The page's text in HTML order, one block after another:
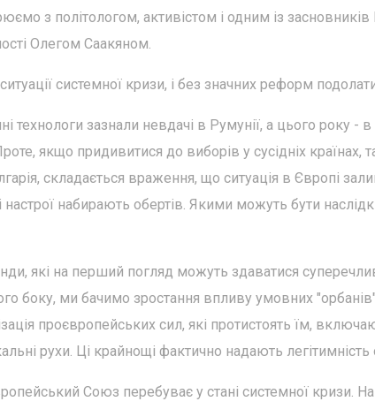
з політологом, активістом і одним із засновників
Олегом Саакяном.
системної кризи, і без значних реформ
технологи зазнали невдачі в Румунії, а цього року -
якщо придивитися до виборів у сусідніх країнах,
складається враження, що ситуація в Європі
настрої набирають обертів. Якими можуть бути
які на перший погляд можуть здаватися
боку, ми бачимо зростання впливу умовних "орбанів"
проєвропейських сил, які протистоять їм,
рухи. Ці крайнощі фактично надають легітимність
Союз перебуває у стані системної кризи.